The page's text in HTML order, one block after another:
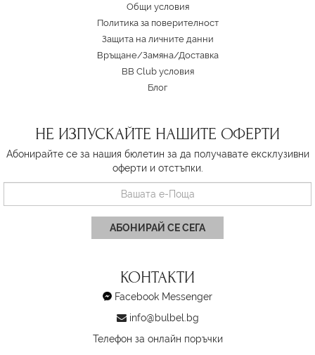
Oбщи условия
Политика за поверителност
Защита на личните данни
Връщане/Замяна/Доставка
BB Club условия
Блог
НЕ ИЗПУСКАЙТЕ НАШИТЕ ОФЕРТИ
Абонирайте се за нашия бюлетин за да получавате ексклузивни
оферти и отстъпки.
АБОНИРАЙ СЕ СЕГА
КОНТАКТИ
Facebook Messenger
info@bulbel.bg
Телефон за онлайн поръчки